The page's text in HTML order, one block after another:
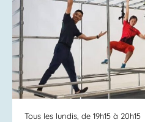
Tous les lundis, de 19h15 à 20h15